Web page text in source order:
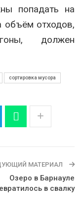
попадать на
объём отходов,
должен
сортировка мусора
МАТЕРИАЛ
Озеро в Барнауле
в свалку